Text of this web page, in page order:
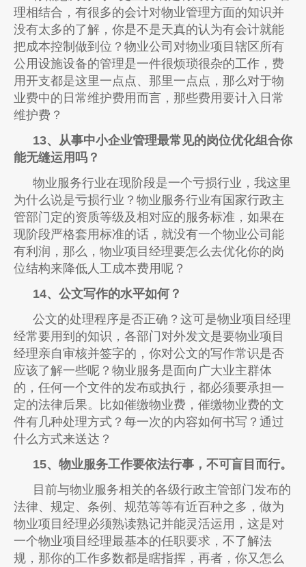
理相结合，有很多的会计对物业管理方面的知识并
没有太多的了解，你是不是天真的认为有会计就能
把成本控制做到位？物业公司对物业项目辖区所有
公用设施设备的管理是一件很烦琐很杂的工作，费
用开支都是这里一点点、那里一点点，那么对于物
业费中的日常维护费用而言，那些费用要计入日常
维护费？
13、从事中小企业管理最常见的岗位优化组合你
能无缝运用吗？
物业服务行业在现阶段是一个亏损行业，我这里
为什么说是亏损行业？物业服务行业有国家行政主
管部门定的资质等级及相对应的服务标准，如果在
现阶段严格套用标准的话，就没有一个物业公司能
有利润，那么，物业项目经理要怎么去优化你的岗
位结构来降低人工成本费用呢？
14、公文写作的水平如何？
公文的处理程序是否正确？这可是物业项目经理
经常要用到的知识，各部门对外发文是要物业项目
经理亲自审核并签字的，你对公文的写作常识是否
应该了解一些呢？物业服务是面向广大业主群体
的，任何一个文件的发布或执行，都必须要承担一
定的法律后果。比如催缴物业费，催缴物业费的文
件有几种处理方式？每一次的内容如何书写？通过
什么方式来送达？
15、物业服务工作要依法行事，不可盲目而行。
目前与物业服务相关的各级行政主管部门发布的
法律、规定、条例、规范等等有近百种之多，做为
物业项目经理必须熟读熟记并能灵活运用，这是对
一个物业项目经理最基本的任职要求，不了解法
规，那你的工作多数都是瞎指挥，再者，你又怎么